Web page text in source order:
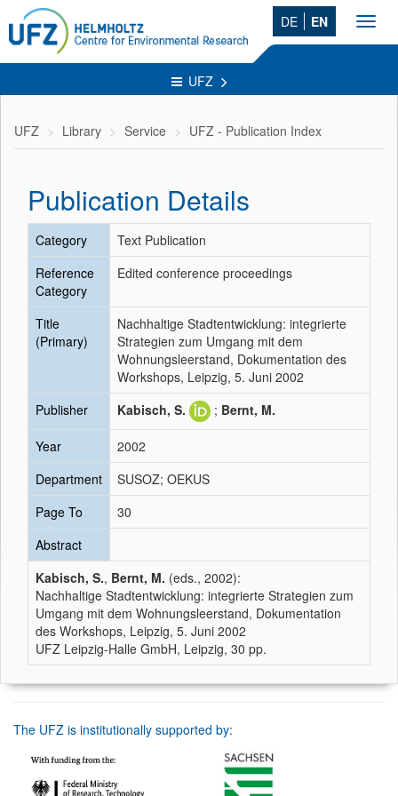
DE EN
UFZ
UFZ Library Service UFZ - Publication Index
Publication Details
Category
Text Publication
Reference
Category
Edited conference proceedings
Title
(Primary)
Nachhaltige Stadtentwicklung: integrierte
Strategien zum Umgang mit dem
Wohnungsleerstand, Dokumentation des
Workshops, Leipzig, 5. Juni 2002
Publisher
Kabisch, S. ; Bernt, M.
Year
2002
Department
SUSOZ; OEKUS
Page To
30
Abstract
Kabisch, S., Bernt, M. (eds., 2002):
Nachhaltige Stadtentwicklung: integrierte Strategien zum
Umgang mit dem Wohnungsleerstand, Dokumentation
des Workshops, Leipzig, 5. Juni 2002
UFZ Leipzig-Halle GmbH, Leipzig, 30 pp.
The UFZ is institutionally supported by: